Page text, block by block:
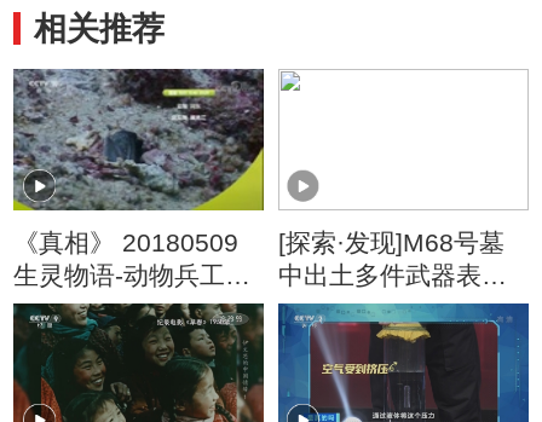
相关推荐
《真相》 20180509
生灵物语-动物兵工厂
（5）
[探索·发现]M68号墓
中出土多件武器表明
墓主人生前应该有战
功